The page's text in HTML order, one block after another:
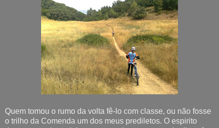
Quem tomou o rumo da volta fê-lo com classe, ou não fosse
o trilho da Comenda um dos meus prediletos. O espirito